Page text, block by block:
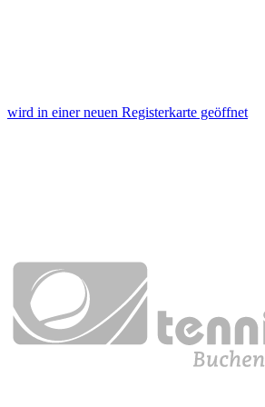
wird in einer neuen Registerkarte geöffnet